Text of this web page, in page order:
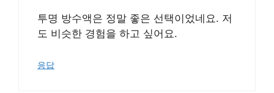
투명 방수액은 정말 좋은 선택이었네요. 저
도 비슷한 경험을 하고 싶어요.
응답